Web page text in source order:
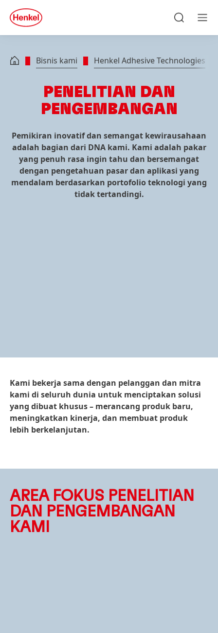
Skip to footer
quick
search
Bisnis kami Henkel Adhesive Technologies
PENELITIAN DAN
PENGEMBANGAN
Pemikiran inovatif dan semangat kewirausahaan
adalah bagian dari DNA kami. Kami adalah pakar
yang penuh rasa ingin tahu dan bersemangat
dengan pengetahuan pasar dan aplikasi yang
mendalam berdasarkan portofolio teknologi yang
tidak tertandingi.
Kami bekerja sama dengan pelanggan dan mitra
kami di seluruh dunia untuk menciptakan solusi
yang dibuat khusus – merancang produk baru,
meningkatkan kinerja, dan membuat produk
lebih berkelanjutan.
AREA FOKUS PENELITIAN
DAN PENGEMBANGAN
KAMI